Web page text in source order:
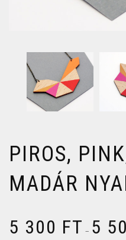
PIROS,
MADÁR
5 300 FT – 5